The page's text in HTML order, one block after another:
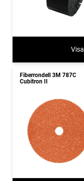
Visa
Fiberrondell 3M 787C
Cubitron II